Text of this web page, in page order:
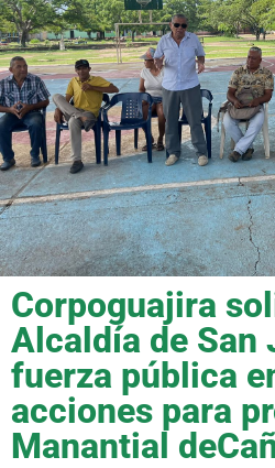
Corpoguajira
Alcaldía de San
fuerza pública
acciones para
Manantial